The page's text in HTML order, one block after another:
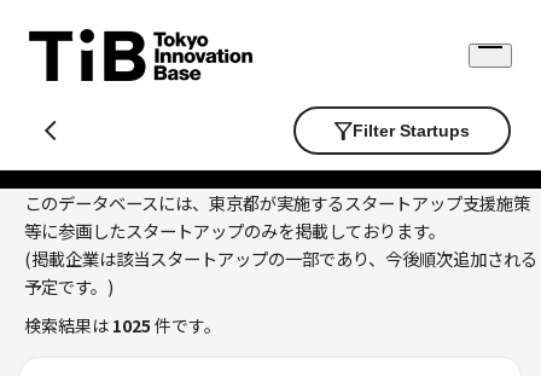
content
Open
Filter Startups
このデータベースには、東京都が実施するスタートアップ支援施策
等に参画したスタートアップのみを掲載しております。
(掲載企業は該当スタートアップの一部であり、今後順次追加される
予定です。)
検索結果は 1025 件です。